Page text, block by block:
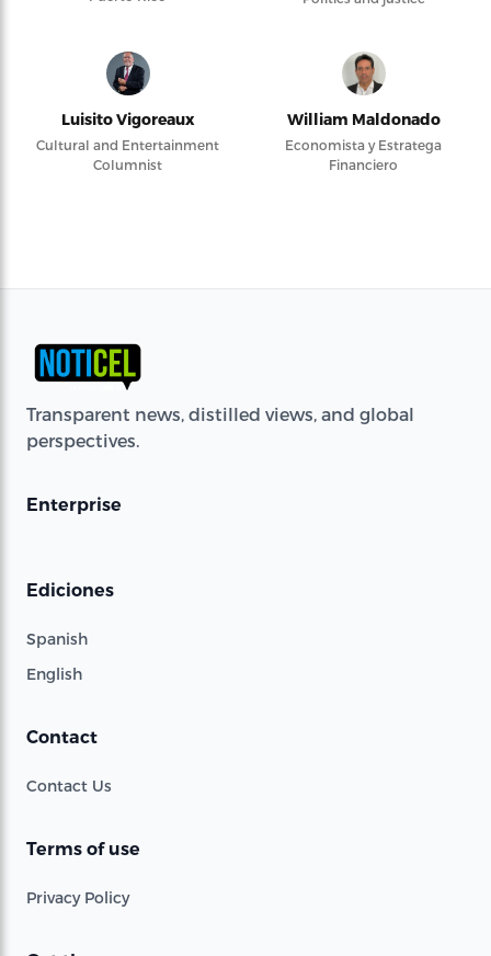
Luisito Vigoreaux
Cultural and Entertainment
Columnist
William Maldonado
Economista y Estratega
Financiero
Transparent news, distilled views, and global
perspectives.
Enterprise
Ediciones
Spanish
English
Contact
Contact Us
Terms of use
Privacy Policy